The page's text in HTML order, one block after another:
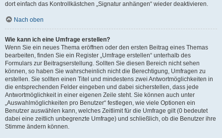
dort einfach das Kontrollkästchen „Signatur anhängen“ wieder deaktivieren.
Nach oben
Wie kann ich eine Umfrage erstellen?
Wenn Sie ein neues Thema eröffnen oder den ersten Beitrag eines Themas
bearbeiten, finden Sie ein Register „Umfrage erstellen“ unterhalb des
Formulars zur Beitragserstellung. Sollten Sie diesen Bereich nicht sehen
können, so haben Sie wahrscheinlich nicht die Berechtigung, Umfragen zu
erstellen. Sie sollten einen Titel und mindestens zwei Antwortmöglichkeiten in
die entsprechenden Felder eingeben und dabei sicherstellen, dass jede
Antwortmöglichkeit in einer eigenen Zeile steht. Sie können auch unter
„Auswahlmöglichkeiten pro Benutzer“ festlegen, wie viele Optionen ein
Benutzer auswählen kann, welches Zeitlimit für die Umfrage gilt (0 bedeutet
dabei eine zeitlich unbegrenzte Umfrage) und schließlich, ob die Benutzer ihre
Stimme ändern können.